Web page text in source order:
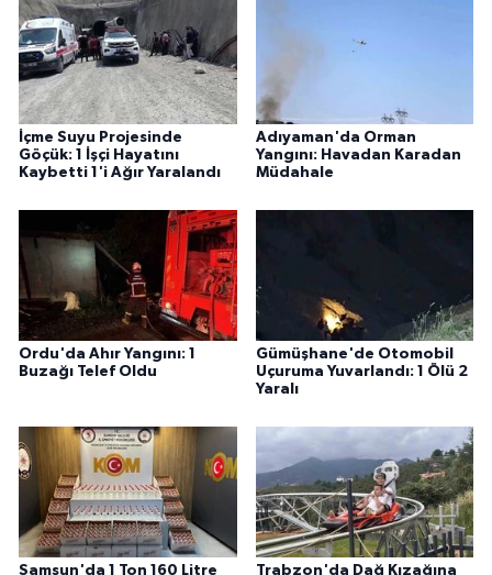
İçme Suyu Projesinde
Göçük: 1 İşçi Hayatını
Kaybetti 1'i Ağır Yaralandı
Adıyaman'da Orman
Yangını: Havadan Karadan
Müdahale
Ordu'da Ahır Yangını: 1
Buzağı Telef Oldu
Gümüşhane'de Otomobil
Uçuruma Yuvarlandı: 1 Ölü 2
Yaralı
Samsun'da 1 Ton 160 Litre Trabzon'da Dağ Kızağına